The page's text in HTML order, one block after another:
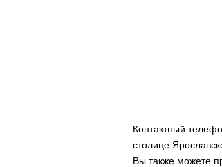
Контактный
столице
Вы также можете